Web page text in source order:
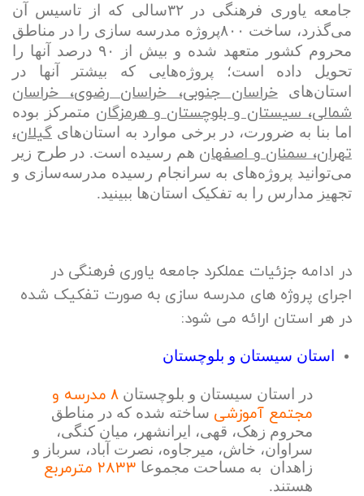
جامعه یاوری فرهنگی در ۳۲سالی که از تاسیس آن
می‌گذرد، ساخت ۸۰۰پروژه مدرسه‌ سازی را در مناطق
محروم کشور متعهد شده و بیش از ۹۰ درصد آنها را
تحویل داده است؛ پروژه‌هایی که بیشتر آنها در
استان‌هایخراسان جنوبی، خراسان رضوی، خراسان
شمالی، سیستان و بلوچستان و هرمزگان متمرکز بوده
اما بنا به ضرورت، در برخی موارد به استان‌های گیلان،
تهران، سمنان و اصفهان هم رسیده است. در طرح زیر
می‌توانید پروژه‌های به سرانجام رسیده مدرسه‌سازی و
تجهیز مدارس را به تفکیک استان‌ها ببینید.
در ادامه جزئیات عملکرد جامعه یاوری فرهنگی در
اجرای پروژه های مدرسه سازی به صورت تفکیک شده
در هر استان ارائه می شود:
استان سیستان و بلوچستان
در استان سیستان و بلوچستان ۸ مدرسه و
مجتمع آموزشی ساخته شده که در مناطق
محروم زهک، قهی، ایرانشهر، میان کنگی،
سراوان، خاش، میرجاوه، نصرت آباد، سرباز و
زاهدان به مساحت مجموعا ۲۸۳۳ مترمربع
هستند.